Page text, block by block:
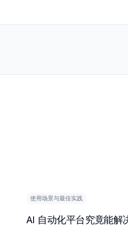
使用场景与最佳实践
AI 自动化平台究竟能解